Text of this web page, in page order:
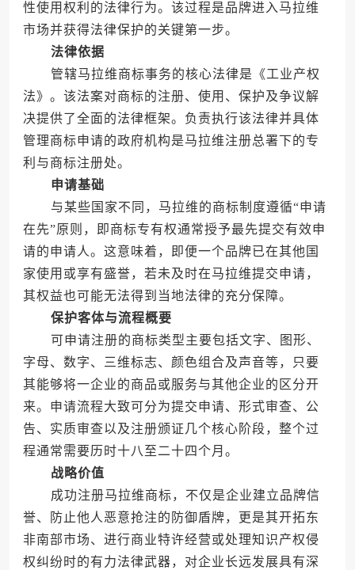
性使用权利的法律行为。该过程是品牌进入马拉维
市场并获得法律保护的关键第一步。
法律依据
管辖马拉维商标事务的核心法律是《工业产权
法》。该法案对商标的注册、使用、保护及争议解
决提供了全面的法律框架。负责执行该法律并具体
管理商标申请的政府机构是马拉维注册总署下的专
利与商标注册处。
申请基础
与某些国家不同，马拉维的商标制度遵循“申请
在先”原则，即商标专有权通常授予最先提交有效申
请的申请人。这意味着，即便一个品牌已在其他国
家使用或享有盛誉，若未及时在马拉维提交申请，
其权益也可能无法得到当地法律的充分保障。
保护客体与流程概要
可申请注册的商标类型主要包括文字、图形、
字母、数字、三维标志、颜色组合及声音等，只要
其能够将一企业的商品或服务与其他企业的区分开
来。申请流程大致可分为提交申请、形式审查、公
告、实质审查以及注册颁证几个核心阶段，整个过
程通常需要历时十八至二十四个月。
战略价值
成功注册马拉维商标，不仅是企业建立品牌信
誉、防止他人恶意抢注的防御盾牌，更是其开拓东
非南部市场、进行商业特许经营或处理知识产权侵
权纠纷时的有力法律武器，对企业长远发展具有深